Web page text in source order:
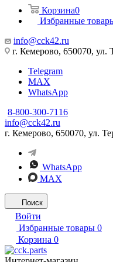
Корзина0
Избранные
info@cck42.ru
г. Кемерово, 650070, ул.
Telegram
MAX
WhatsApp
8-800-300-7116
info@cck42.ru
г. Кемерово, 650070, ул.
WhatsApp
MAX
Поиск
Войти
Избранные товары 0
Корзина 0